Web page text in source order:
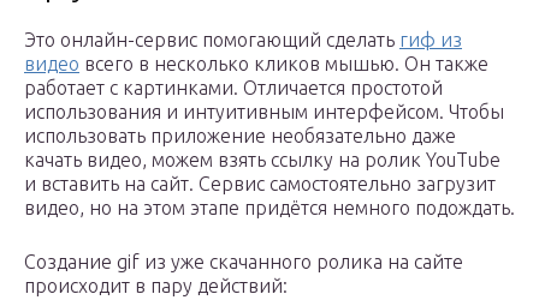
Это онлайн-сервис помогающий сделать гиф из
видео всего в несколько кликов мышью. Он также
работает с картинками. Отличается простотой
использования и интуитивным интерфейсом. Чтобы
использовать приложение необязательно даже
качать видео, можем взять ссылку на ролик YouTube
и вставить на сайт. Сервис самостоятельно загрузит
видео, но на этом этапе придётся немного подождать.
Создание gif из уже скачанного ролика на сайте
происходит в пару действий: